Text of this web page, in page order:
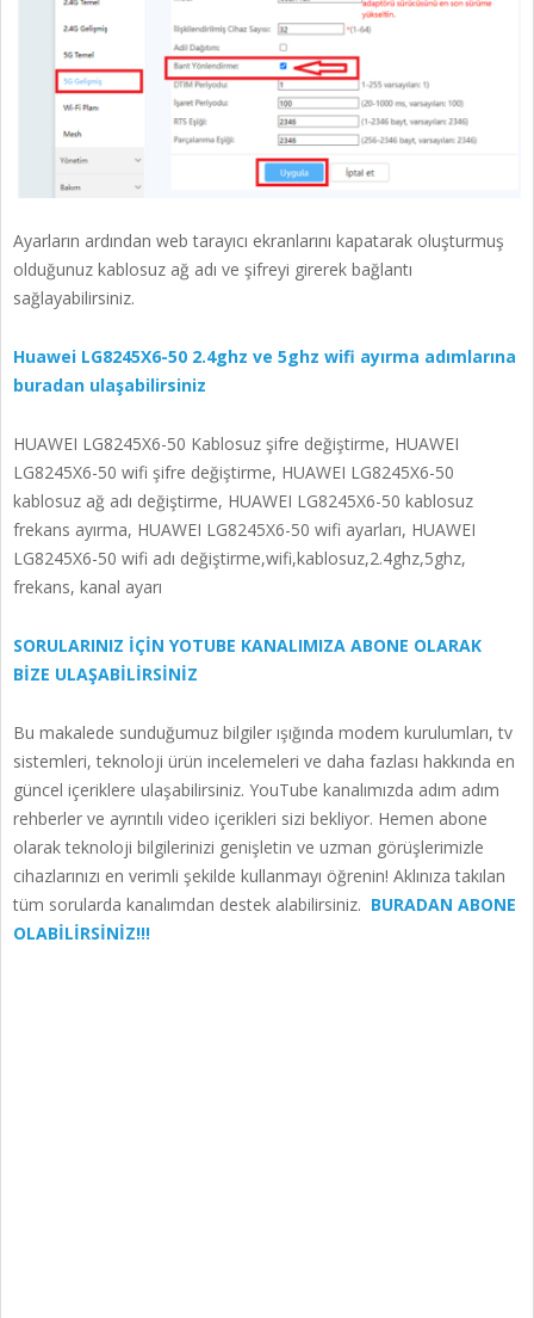
Ayarların ardından web tarayıcı ekranlarını kapatarak oluşturmuş
olduğunuz kablosuz ağ adı ve şifreyi girerek bağlantı
sağlayabilirsiniz.
Huawei LG8245X6-50 2.4ghz ve 5ghz wifi ayırma adımlarına
buradan ulaşabilirsiniz
HUAWEI LG8245X6-50 Kablosuz şifre değiştirme, HUAWEI
LG8245X6-50 wifi şifre değiştirme, HUAWEI LG8245X6-50
kablosuz ağ adı değiştirme, HUAWEI LG8245X6-50 kablosuz
frekans ayırma, HUAWEI LG8245X6-50 wifi ayarları, HUAWEI
LG8245X6-50 wifi adı değiştirme,wifi,kablosuz,2.4ghz,5ghz,
frekans, kanal ayarı
SORULARINIZ İÇİN YOTUBE KANALIMIZA ABONE OLARAK
BİZE ULAŞABİLİRSİNİZ
Bu makalede sunduğumuz bilgiler ışığında modem kurulumları, tv
sistemleri, teknoloji ürün incelemeleri ve daha fazlası hakkında en
güncel içeriklere ulaşabilirsiniz. YouTube kanalımızda adım adım
rehberler ve ayrıntılı video içerikleri sizi bekliyor. Hemen abone
olarak teknoloji bilgilerinizi genişletin ve uzman görüşlerimizle
cihazlarınızı en verimli şekilde kullanmayı öğrenin! Aklınıza takılan
tüm sorularda kanalımdan destek alabilirsiniz. BURADAN ABONE
OLABİLİRSİNİZ!!!